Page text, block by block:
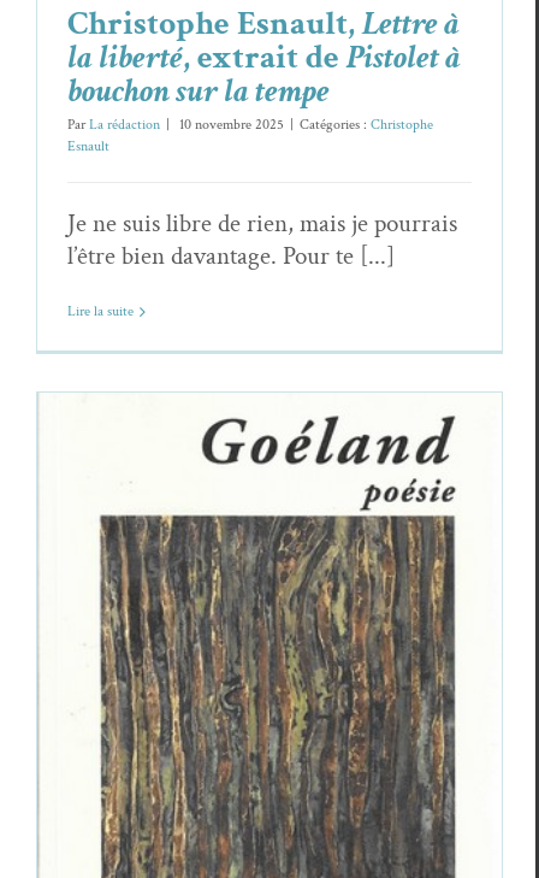
Christophe Esnault,Lettre à
la liberté, extrait dePistolet à
bouchon sur la tempe
ParLa rédaction 10 novembre 2025 Catégories : Christophe
Esnault
Je ne suis libre de rien, mais je pourrais
l’être bien davantage. Pour te [...]
Lire la suite
Goélandpoésie n°3 automne 2024
Revue des revues